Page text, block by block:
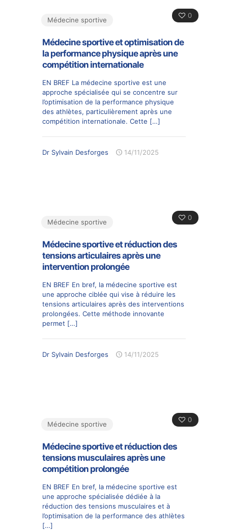
0
Médecine sportive
Médecine sportive et optimisation de
la performance physique après une
compétition internationale
EN BREF La médecine sportive est une
approche spécialisée qui se concentre sur
l’optimisation de la performance physique
des athlètes, particulièrement après une
compétition internationale. Cette […]
Dr Sylvain Desforges 14/11/2025
0
Médecine sportive
Médecine sportive et réduction des
tensions articulaires après une
intervention prolongée
EN BREF En bref, la médecine sportive est
une approche ciblée qui vise à réduire les
tensions articulaires après des interventions
prolongées. Cette méthode innovante
permet […]
Dr Sylvain Desforges 14/11/2025
0
Médecine sportive
Médecine sportive et réduction des
tensions musculaires après une
compétition prolongée
EN BREF En bref, la médecine sportive est
une approche spécialisée dédiée à la
réduction des tensions musculaires et à
l’optimisation de la performance des athlètes
[…]